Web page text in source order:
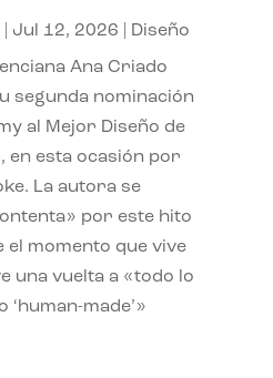
| Jul 12, 2026 Diseño
Ana Criado
segunda nominación
al Mejor Diseño de
en esta ocasión por
La autora se
por este hito
momento que vive
una vuelta a «todo lo
made’»